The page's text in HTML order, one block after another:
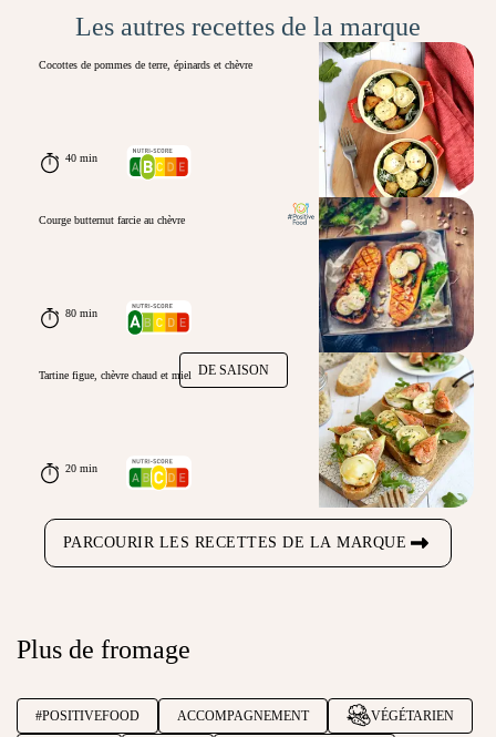
Les autres recettes de la marque
Cocottes de pommes de terre, épinards et chèvre
40 min
Courge butternut farcie au chèvre
80 min
DE SAISON
Tartine figue, chèvre chaud et miel
20 min
PARCOURIR LES RECETTES DE LA MARQUE
Plus de fromage
#POSITIVEFOOD ACCOMPAGNEMENT VÉGÉTARIEN